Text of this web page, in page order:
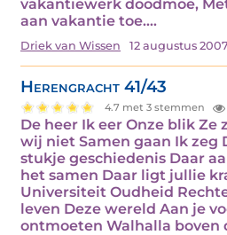
vakantiewerk doodmoe,
aan vakantie toe.…
Driek van Wissen 12 augustus 2007
Herengracht 41/43
4.7 met 3 stemmen
De heer Ik eer Onze blik Ze
wij niet Samen gaan Ik zeg
stukje geschiedenis Daar
het samen Daar ligt jullie
Universiteit Oudheid
leven Deze wereld Aan je
ontmoeten Walhalla boven